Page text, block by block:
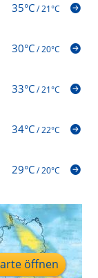
35°C/21°C
30°C/20°C
33°C/21°C
34°C/22°C
29°C/20°C
öffnen